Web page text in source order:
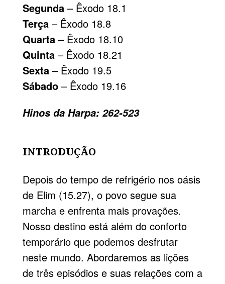
Segunda – Êxodo 18.1
Terça – Êxodo 18.8
Quarta – Êxodo 18.10
Quinta – Êxodo 18.21
Sexta – Êxodo 19.5
Sábado – Êxodo 19.16
Hinos da Harpa: 262-523
INTRODUÇÃO
Depois do tempo de refrigério nos oásis
de Elim (15.27), o povo segue sua
marcha e enfrenta mais provações.
Nosso destino está além do conforto
temporário que podemos desfrutar
neste mundo. Abordaremos as lições
de três episódios e suas relações com a